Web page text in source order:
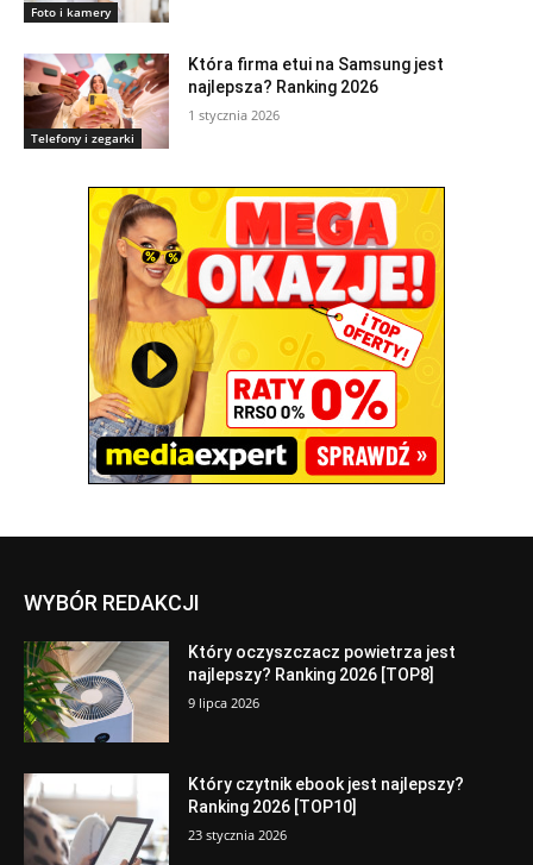
Foto i kamery
Telefony i zegarki
Która firma etui na Samsung jest
najlepsza? Ranking 2026
1 stycznia 2026
WYBÓR REDAKCJI
Który oczyszczacz powietrza jest
najlepszy? Ranking 2026 [TOP8]
9 lipca 2026
Który czytnik ebook jest najlepszy?
Ranking 2026 [TOP10]
23 stycznia 2026